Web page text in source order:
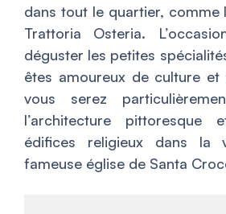
dans tout le quartier, comme
Trattoria Osteria.
déguster les petites
êtes amoureux de culture et
vous serez
l’architecture pittoresque
édifices religieux dans la
fameuse église de Santa